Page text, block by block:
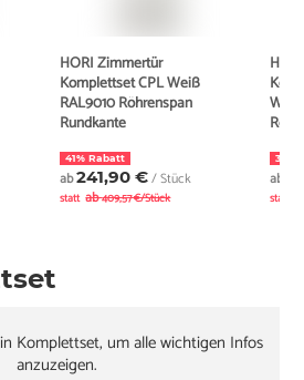
HORI Zimmertür
Komplettset CPL Weiß
RAL9010 Röhrenspan
Rundkante
41% Rabatt
ab241,90 €/ Stück
statt ab409,57 €/Stück
38%
ab
statt
Komplettset, um alle wichtigen Infos
anzuzeigen.